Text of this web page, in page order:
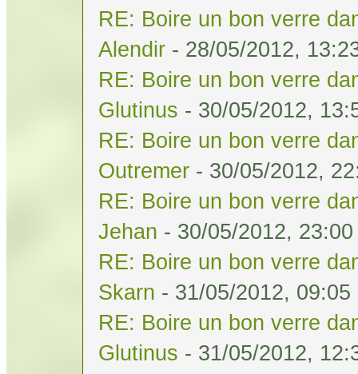
RE: Boire un bon verre
Alendir - 28/05/2012,
RE: Boire un bon verre
Glutinus - 30/05/2012,
RE: Boire un bon verre
Outremer - 30/05/2012,
RE: Boire un bon verre
Jehan - 30/05/2012, 23:00
RE: Boire un bon verre
Skarn - 31/05/2012, 09:05
RE: Boire un bon verre
Glutinus - 31/05/2012,